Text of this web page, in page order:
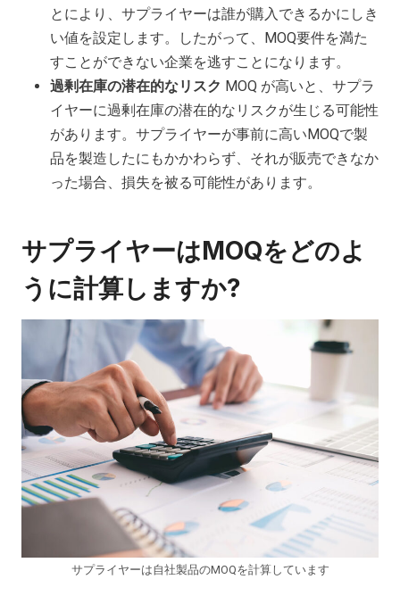
とにより、サプライヤーは誰が購入できるかにしき
い値を設定します。したがって、MOQ要件を満た
すことができない企業を逃すことになります。
過剰在庫の潜在的なリスク MOQ が高いと、サプラ
イヤーに過剰在庫の潜在的なリスクが生じる可能性
があります。サプライヤーが事前に高いMOQで製
品を製造したにもかかわらず、それが販売できなか
った場合、損失を被る可能性があります。
サプライヤーはMOQをどのよ
うに計算しますか?
サプライヤーは自社製品のMOQを計算しています